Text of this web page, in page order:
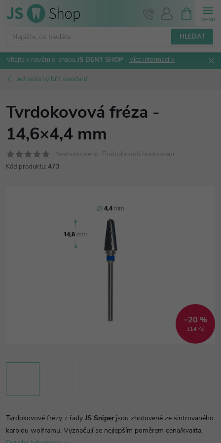
Přejít
na
HLEDAT
NÁKUPNÍ
KOŠÍK
Vítejte v novém e-shopu JS DENT SHOP - Více informací >
Jednoduchý břit standard
Tvrdokovová fréza -
14,6×4,4 mm
Neohodnoceno Podrobnosti hodnocení
Kód produktu: 473
314 Kč
–20 %
Tvrdokovové frézy z řady JS Sniperjsou zhotovené ze sintrovaného
karbidu wolframu. Vyznačují se nejlepším poměrem cena/kvalita.